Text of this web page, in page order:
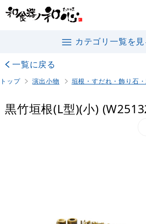
カテゴリ一覧を見
一覧に戻る
トップ 演出小物 垣根・すだれ・飾り石
黒竹垣根(L型)(小)